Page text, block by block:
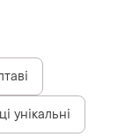
унікальні